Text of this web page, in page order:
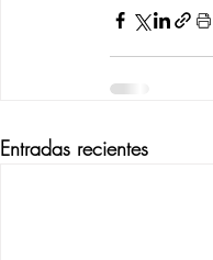
Entradas recientes